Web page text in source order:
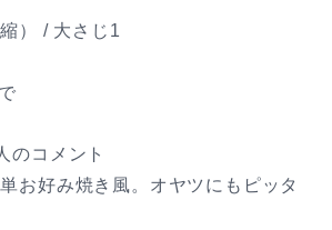
） / 大さじ1
のコメント
お好み焼き風。オヤツにもピッタ